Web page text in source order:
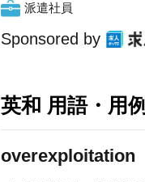
派遣社員
Sponsored by
英和 用語・用
overexploitation